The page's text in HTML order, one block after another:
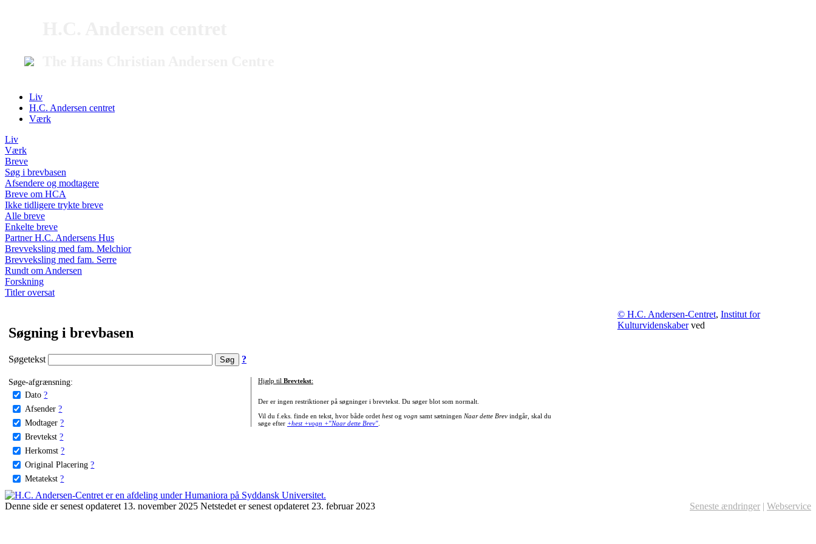
Liv
H.C. Andersen centret
Værk
Liv
Værk
Breve
Søg i brevbasen
Afsendere og modtagere
Breve om HCA
Ikke tidligere trykte breve
Alle breve
Enkelte breve
Partner H.C. Andersens Hus
Brevveksling med fam. Melchior
Brevveksling med fam. Serre
Rundt om Andersen
Forskning
Titler oversat
Søgning i brevbasen
Søgetekst ?
Søge-afgrænsning:
Dato ?
Afsender ?
Modtager ?
Brevtekst ?
Herkomst ?
Original Placering ?
Metatekst ?
Hjælp til Brevtekst:
Der er ingen restriktioner på søgninger i brevtekst. Du søger blot som normalt.
Vil du f.eks. finde en tekst, hvor både ordet hestog vogn samt sætningen Naar dette Brevindgår, skal du
søge efter +hest +vogn +"Naar dette Brev".
© H.C. Andersen-Centret, Institut for
Kulturvidenskaberved
Denne side er senest opdateret 13. november 2025 Netstedet er senest opdateret 23. februar 2023 Seneste ændringer | Webservice